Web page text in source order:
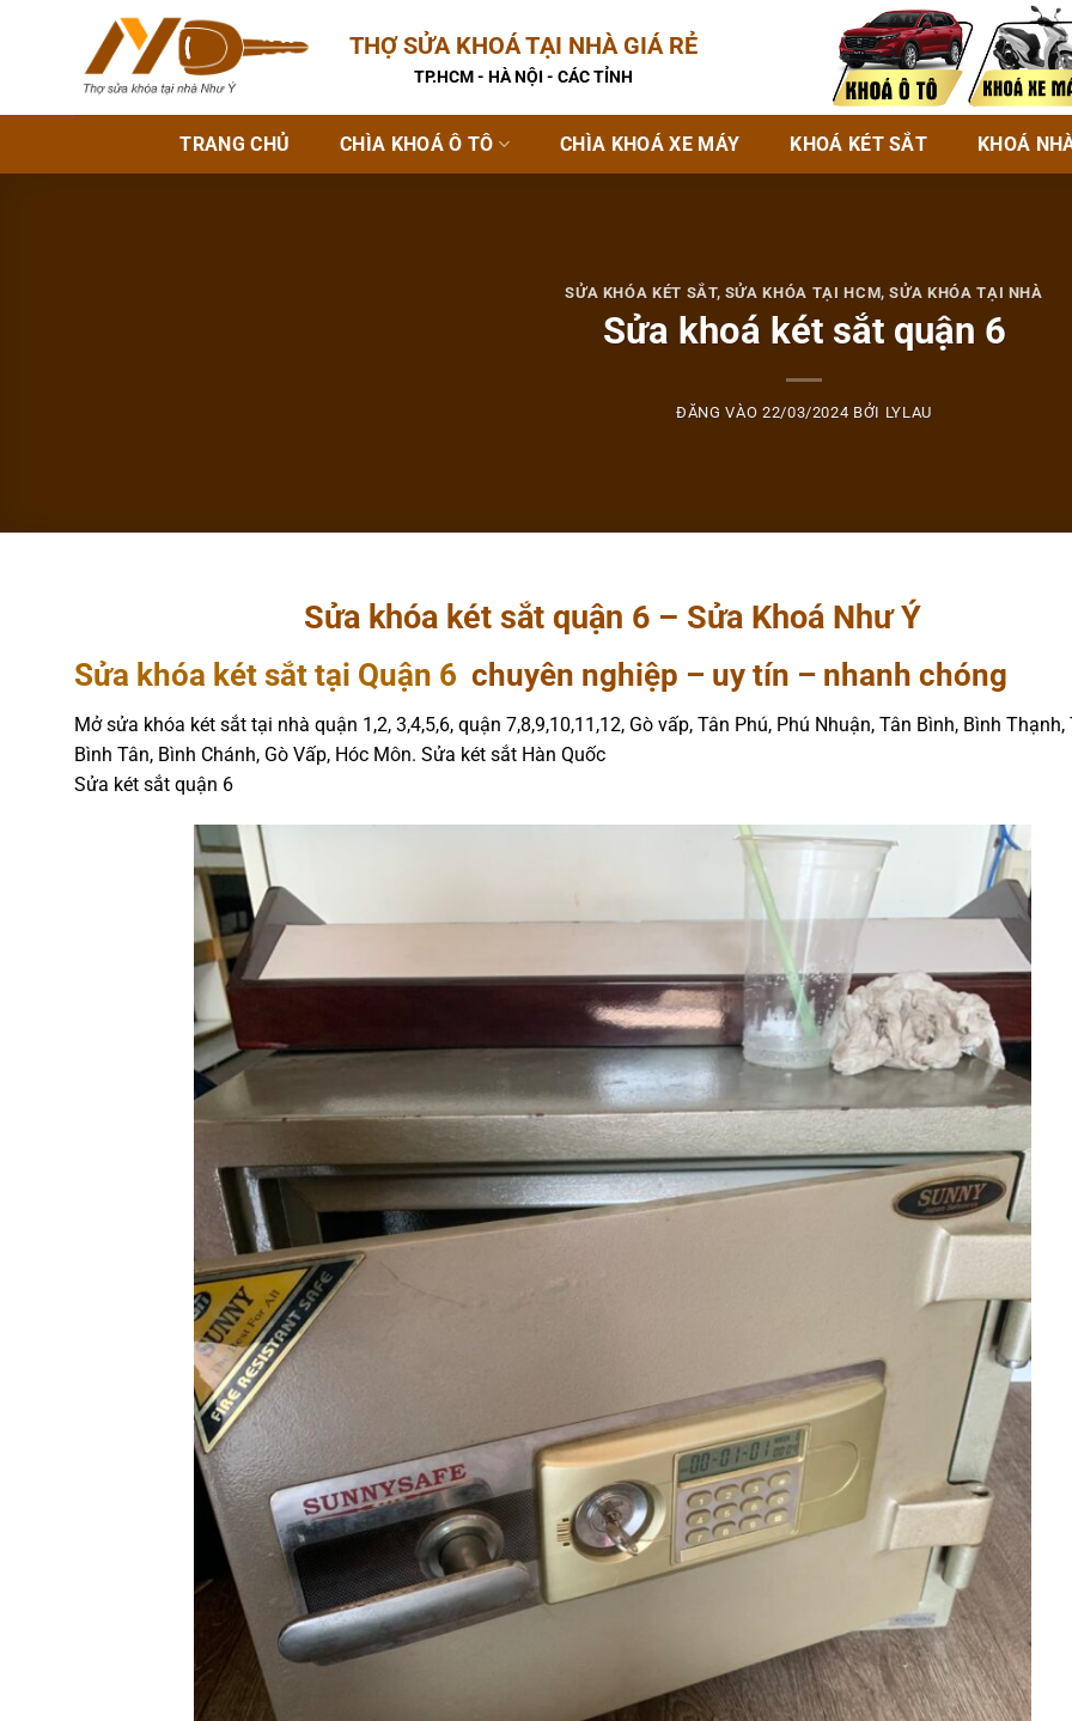
THỢ SỬA KHOÁ TẠI NHÀ GIÁ RẺ
TP.HCM - HÀ NỘI - CÁC TỈNH
TRANG CHỦ CHÌA KHOÁ Ô TÔ CHÌA KHOÁ XE MÁY KHOÁ KÉT SẮT KHOÁ
SỬA KHÓA KÉT SẮT, SỬA KHÓA TẠI HCM,SỬA KHÓA TẠI NHÀ
Sửa khoá két sắt quận 6
ĐĂNG VÀO 22/03/2024 BỞI LYLAU
Sửa khóa két sắt quận 6 – Sửa Khoá Như Ý
Sửa khóa két sắt tại Quận 6 chuyên nghiệp – uy tín – nhanh chóng
Mở sửa khóa két sắt tại nhà quận 1,2, 3,4,5,6, quận 7,8,9,10,11,12, Gò vấp, Tân Phú, Phú Nhuận, Tân Bình, Bình
Bình Tân, Bình Chánh, Gò Vấp, Hóc Môn. Sửa két sắt Hàn Quốc
Sửa két sắt quận 6